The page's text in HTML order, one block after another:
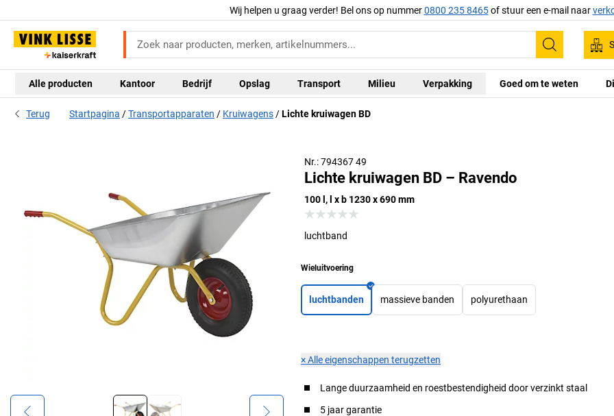
Wij helpen u graag verder! Bel ons op nummer0800 235 8465of stuur een e-mail naar
Zoeken
Alle producten Kantoor Bedrijf Opslag Transport Milieu Verpakking Goed om te weten
Terug Startpagina Transportapparaten Kruiwagens Lichte kruiwagen BD
Nr.: 794367 49
Lichte kruiwagen BD – Ravendo
100 l, l x b 1230 x 690 mm
luchtband
Wieluitvoering
luchtbanden massieve banden polyurethaan
×Alle eigenschappen terugzetten
Lange duurzaamheid en roestbestendigheid door verzinkt staal
5 jaar garantie